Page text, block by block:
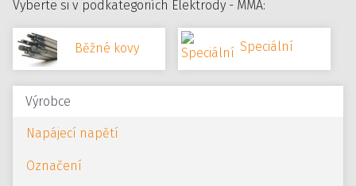
Vyberte si v podkategoriích Elektrody - MMA:
Běžné kovy Speciální
Výrobce
Napájecí napětí
Označení